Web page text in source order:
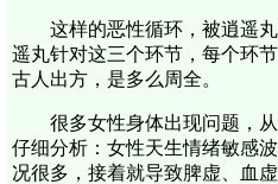
这样的恶性循环，被逍遥
遥丸针对这三个环节，每个环
古人出方，是多么周全。
很多女性身体出现问题，
仔细分析：女性天生情绪敏感
况很多，接着就导致脾虚、血